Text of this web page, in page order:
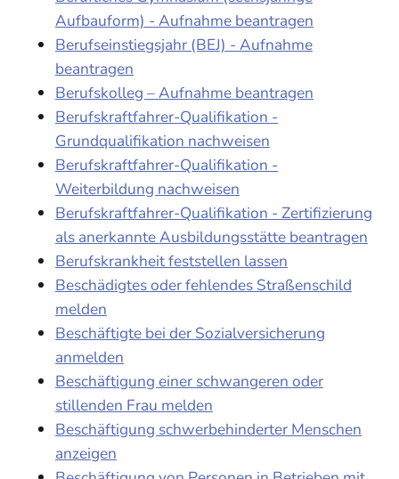
Aufbauform) - Aufnahme beantragen
Berufseinstiegsjahr (BEJ) - Aufnahme
beantragen
Berufskolleg – Aufnahme beantragen
Berufskraftfahrer-Qualifikation -
Grundqualifikation nachweisen
Berufskraftfahrer-Qualifikation -
Weiterbildung nachweisen
Berufskraftfahrer-Qualifikation - Zertifizierung
als anerkannte Ausbildungsstätte beantragen
Berufskrankheit feststellen lassen
Beschädigtes oder fehlendes Straßenschild
melden
Beschäftigte bei der Sozialversicherung
anmelden
Beschäftigung einer schwangeren oder
stillenden Frau melden
Beschäftigung schwerbehinderter Menschen
anzeigen